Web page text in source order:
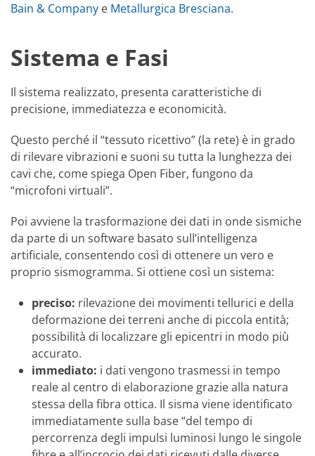
Bain & Company e Metallurgica Bresciana.
Sistema e Fasi
Il sistema realizzato, presenta caratteristiche di
precisione, immediatezza e economicità.
Questo perché il “tessuto ricettivo” (la rete) è in grado
di rilevare vibrazioni e suoni su tutta la lunghezza dei
cavi che, come spiega Open Fiber, fungono da
“microfoni virtuali”.
Poi avviene la trasformazione dei dati in onde sismiche
da parte di un software basato sull’intelligenza
artificiale, consentendo così di ottenere un vero e
proprio sismogramma. Si ottiene così un sistema:
preciso: rilevazione dei movimenti tellurici e della
deformazione dei terreni anche di piccola entità;
possibilità di localizzare gli epicentri in modo più
accurato.
immediato: i dati vengono trasmessi in tempo
reale al centro di elaborazione grazie alla natura
stessa della fibra ottica. Il sisma viene identificato
immediatamente sulla base “del tempo di
percorrenza degli impulsi luminosi lungo le singole